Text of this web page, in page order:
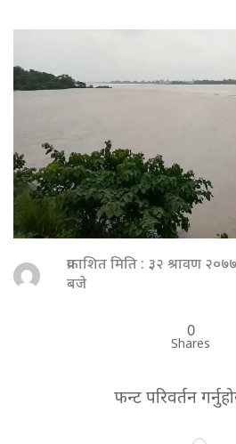
प्रकाशित मिति : ३२ श्रावण
बजे
0
Shares
फन्ट परिवर्तन